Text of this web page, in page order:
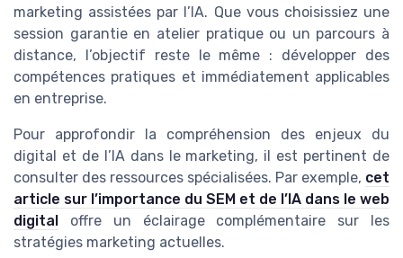
marketing assistées par l’IA. Que vous choisissiez une
session garantie en atelier pratique ou un parcours à
distance, l’objectif reste le même : développer des
compétences pratiques et immédiatement applicables
en entreprise.
Pour approfondir la compréhension des enjeux du
digital et de l’IA dans le marketing, il est pertinent de
consulter des ressources spécialisées. Par exemple, cet
article sur l’importance du SEM et de l’IA dans le web
digital offre un éclairage complémentaire sur les
stratégies marketing actuelles.